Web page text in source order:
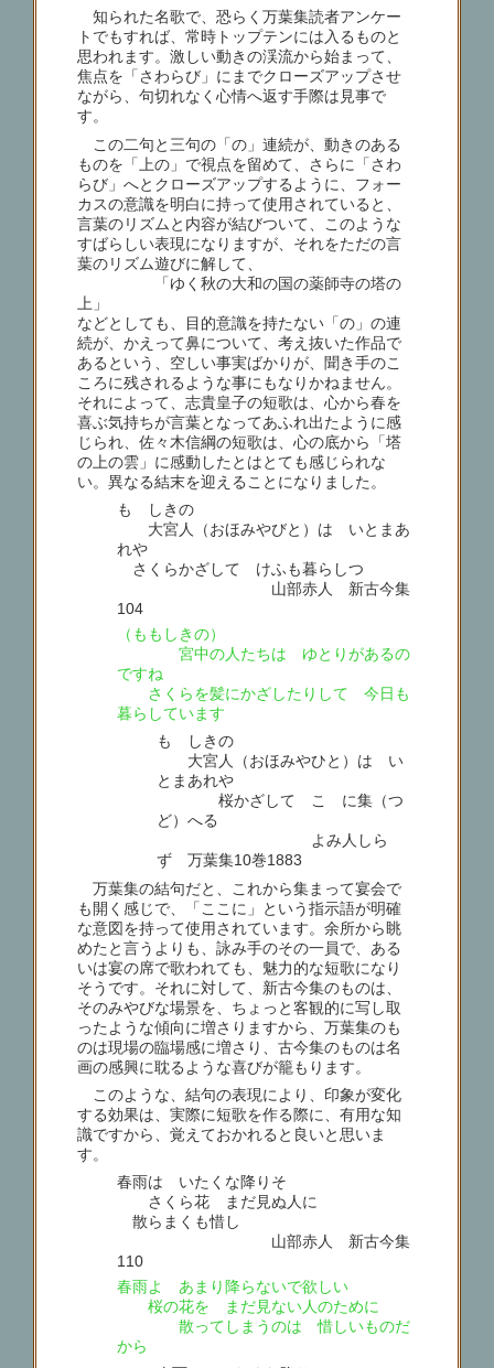
知られた名歌で、恐らく万葉集読者アンケー
トでもすれば、常時トップテンには入るものと
思われます。激しい動きの渓流から始まって、
焦点を「さわらび」にまでクローズアップさせ
ながら、句切れなく心情へ返す手際は見事で
す。
この二句と三句の「の」連続が、動きのある
ものを「上の」で視点を留めて、さらに「さわ
らび」へとクローズアップするように、フォー
カスの意識を明白に持って使用されていると、
言葉のリズムと内容が結びついて、このような
すばらしい表現になりますが、それをただの言
葉のリズム遊びに解して、
「ゆく秋の大和の国の薬師寺の塔の
上」
などとしても、目的意識を持たない「の」の連
続が、かえって鼻について、考え抜いた作品で
あるという、空しい事実ばかりが、聞き手のこ
ころに残されるような事にもなりかねません。
それによって、志貴皇子の短歌は、心から春を
喜ぶ気持ちが言葉となってあふれ出たように感
じられ、佐々木信綱の短歌は、心の底から「塔
の上の雲」に感動したとはとても感じられな
い。異なる結末を迎えることになりました。
もゝしきの
大宮人（おほみやびと）は いとまあ
れや
さくらかざして けふも暮らしつ
山部赤人 新古今集
104
（ももしきの）
宮中の人たちは ゆとりがあるの
ですね
さくらを髪にかざしたりして 今日も
暮らしています
もゝしきの
大宮人（おほみやひと）は い
とまあれや
桜かざして こゝに集（つ
ど）へる
よみ人しら
ず 万葉集10巻1883
万葉集の結句だと、これから集まって宴会で
も開く感じで、「ここに」という指示語が明確
な意図を持って使用されています。余所から眺
めたと言うよりも、詠み手のその一員で、ある
いは宴の席で歌われても、魅力的な短歌になり
そうです。それに対して、新古今集のものは、
そのみやびな場景を、ちょっと客観的に写し取
ったような傾向に増さりますから、万葉集のも
のは現場の臨場感に増さり、古今集のものは名
画の感興に耽るような喜びが籠もります。
このような、結句の表現により、印象が変化
する効果は、実際に短歌を作る際に、有用な知
識ですから、覚えておかれると良いと思いま
す。
春雨は いたくな降りそ
さくら花 まだ見ぬ人に
散らまくも惜し
山部赤人 新古今集
110
春雨よ あまり降らないで欲しい
桜の花を まだ見ない人のために
散ってしまうのは 惜しいものだ
から